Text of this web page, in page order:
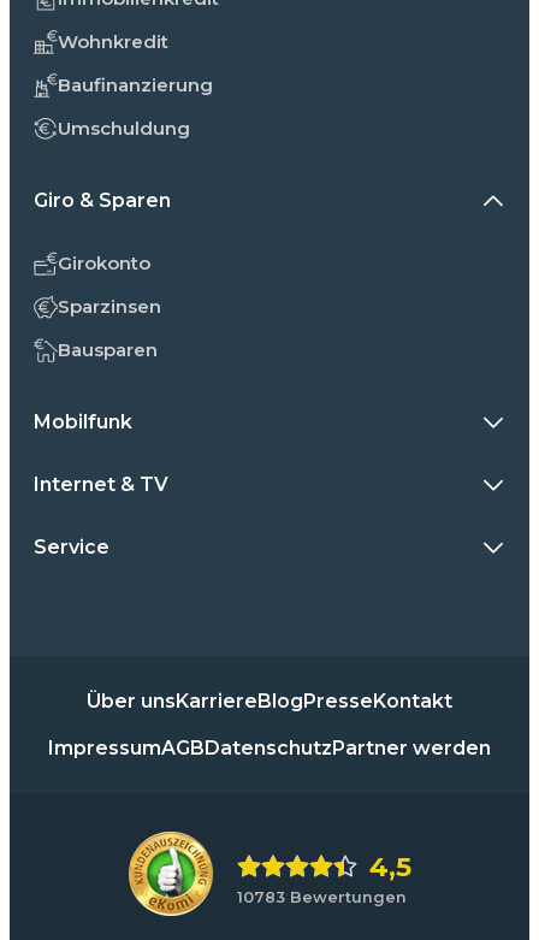
Wohnkredit
Baufinanzierung
Umschuldung
Giro & Sparen
Girokonto
Sparzinsen
Bausparen
Mobilfunk
Internet & TV
Service
Über unsKarriereBlogPresseKontakt
ImpressumAGBDatenschutzPartner werden
4,5
10783 Bewertungen